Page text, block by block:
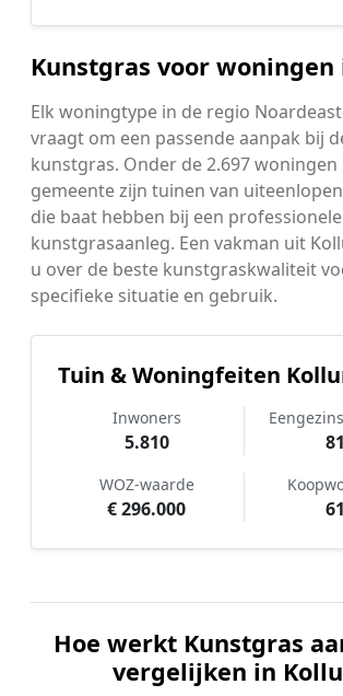
Kunstgras voor woningen
Elk woningtype in de regio
vraagt om een passende aanpak bij
kunstgras. Onder de 2.697 woningen
gemeente zijn tuinen van
die baat hebben bij een professionele
kunstgrasaanleg. Een vakman uit
u over de beste kunstgraskwaliteit
specifieke situatie en gebruik.
Tuin & Woningfeiten
Inwoners
5.810
WOZ-waarde
€ 296.000
Hoe werkt Kunstgras
vergelijken in